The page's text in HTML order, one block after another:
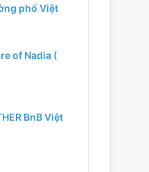
phố Việt
of Nadia (
BnB Việt